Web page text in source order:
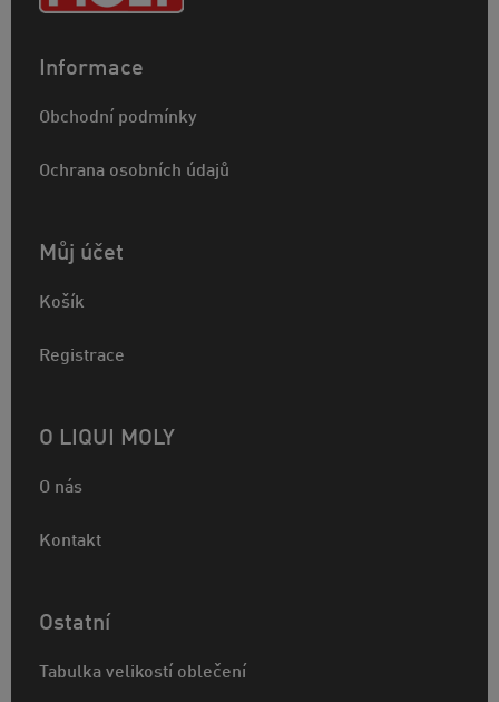
Informace
Obchodní podmínky
Ochrana osobních údajů
Můj účet
Košík
Registrace
O LIQUI MOLY
O nás
Kontakt
Ostatní
Tabulka velikostí oblečení